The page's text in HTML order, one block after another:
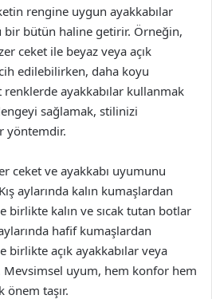
rengine uygun ayakkabılar
bütün haline getirir. Örneğin,
ceket ile beyaz veya açık
edilebilirken, daha koyu
renklerde ayakkabılar kullanmak
sağlamak, stilinizi
yöntemdir.
ceket ve ayakkabı uyumunu
aylarında kalın kumaşlardan
birlikte kalın ve sıcak tutan botlar
hafif kumaşlardan
birlikte açık ayakkabılar veya
Mevsimsel uyum, hem konfor hem
önem taşır.